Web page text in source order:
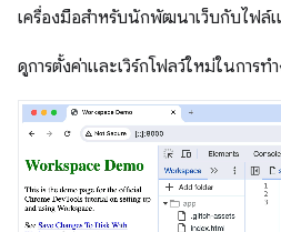
เครื่องมือสำหรับนักพัฒนาเว็บกับไฟล์
ดูการตั้งค่าและเวิร์กโฟลว์ใหม่ในการท